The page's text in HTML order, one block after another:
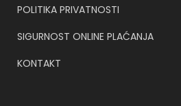
POLITIKA PRIVATNOSTI
SIGURNOST ONLINE PLAĆANJA
KONTAKT